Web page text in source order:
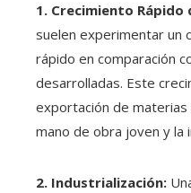
1. Crecimiento Rápido
suelen experimentar un
rápido en comparación
desarrolladas. Este
exportación de
mano de obra joven y la
2. Industrialización: